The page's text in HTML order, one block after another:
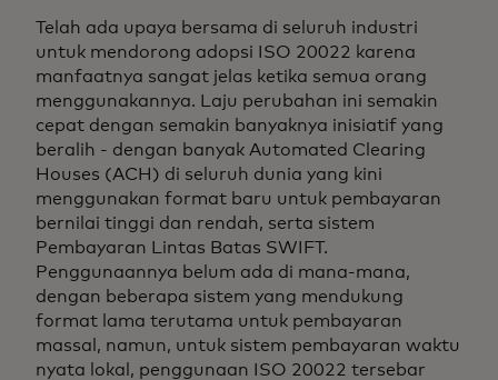
Telah ada upaya bersama di seluruh industri
untuk mendorong adopsi ISO 20022 karena
manfaatnya sangat jelas ketika semua orang
menggunakannya. Laju perubahan ini semakin
cepat dengan semakin banyaknya inisiatif yang
beralih - dengan banyak Automated Clearing
Houses (ACH) di seluruh dunia yang kini
menggunakan format baru untuk pembayaran
bernilai tinggi dan rendah, serta sistem
Pembayaran Lintas Batas SWIFT.
Penggunaannya belum ada di mana-mana,
dengan beberapa sistem yang mendukung
format lama terutama untuk pembayaran
massal, namun, untuk sistem pembayaran waktu
nyata lokal, penggunaan ISO 20022 tersebar